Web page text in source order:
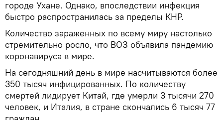
городе Ухане. Однако, впоследствии инфекция
быстро распространилась за пределы КНР.
Количество зараженных по всему миру настолько
стремительно росло, что ВОЗ объявила пандемию
коронавируса в мире.
На сегодняшний день в мире насчитываются более
350 тысяч инфицированных. По количеству
смертей лидирует Китай, где умерли 3 тысячи 270
человек, и Италия, в стране скончались 6 тысяч 77